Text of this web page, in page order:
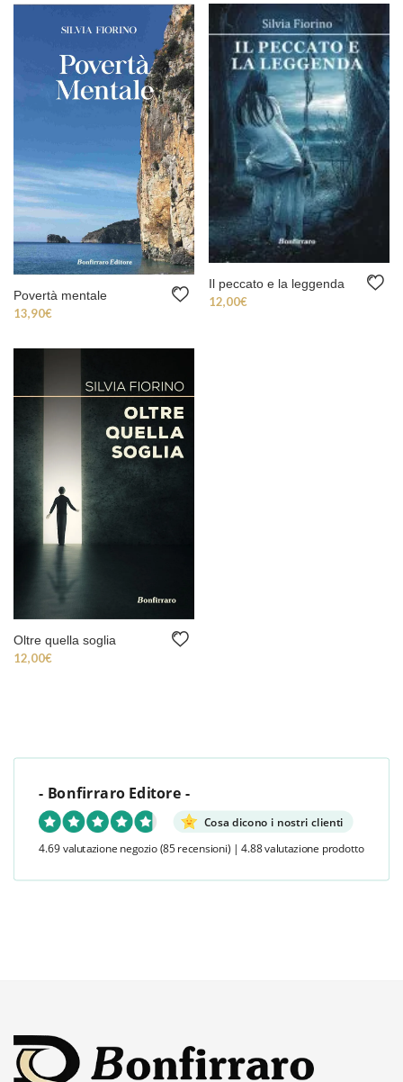
Povertà mentale
13,90€
Il peccato e la leggenda
12,00€
Oltre quella soglia
12,00€
- Bonfirraro Editore -
Cosa dicono i nostri clienti
4.69 valutazione negozio (85 recensioni) | 4.88 valutazione prodotto